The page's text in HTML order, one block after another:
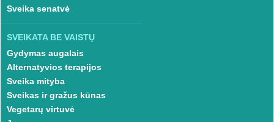
Sveika senatvė
SVEIKATA BE VAISTŲ
Gydymas augalais
Alternatyvios terapijos
Sveika mityba
Sveikas ir gražus kūnas
Vegetarų virtuvė